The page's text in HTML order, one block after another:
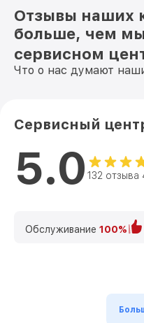
Отзывы наших
больше, чем
сервисном
Что о нас думают
Сервисный
5.0 132
Обслуживание 100%